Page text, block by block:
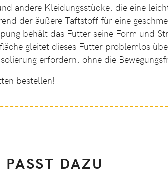
andere Kleidungsstücke, die eine
der äußere Taftstoff für eine
behält das Futter seine Form und
gleitet dieses Futter problemlos
erfordern, ohne die
bestellen!
PASST DAZU